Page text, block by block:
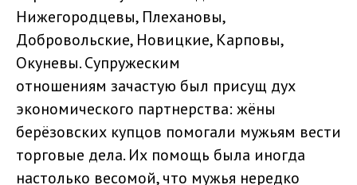
Нижегородцевы, Плехановы,
Добровольские, Новицкие, Карповы,
Окуневы. Супружеским
отношениям зачастую был присущ дух
экономического партнерства: жёны
берёзовских купцов помогали мужьям вести
торговые дела. Их помощь была иногда
настолько весомой, что мужья нередко